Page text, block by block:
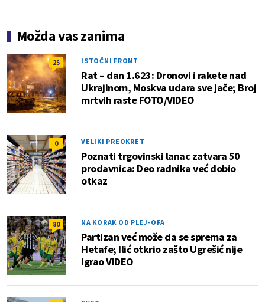
Možda vas zanima
25 ISTOČNI FRONT
Rat – dan 1.623: Dronovi i rakete nad
Ukrajinom, Moskva udara sve jače; Broj
mrtvih raste FOTO/VIDEO
0 VELIKI PREOKRET
Poznati trgovinski lanac zatvara 50
prodavnica: Deo radnika već dobio
otkaz
80 NA KORAK OD PLEJ-OFA
Partizan već može da se sprema za
Hetafe; Ilić otkrio zašto Ugrešić nije
igrao VIDEO